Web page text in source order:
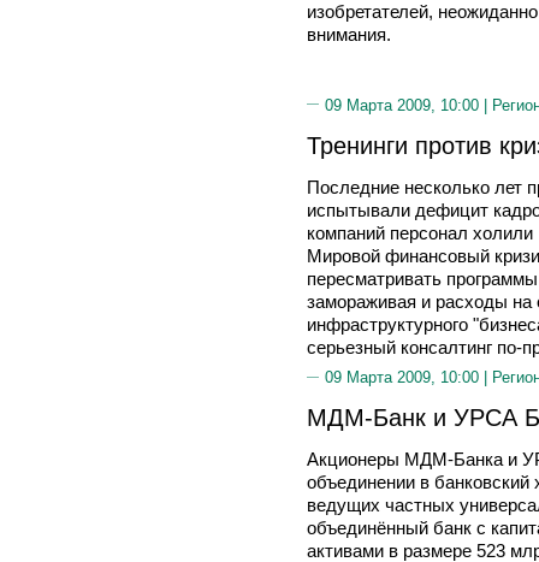
изобретателей,
внимания.
09 Марта 2009, 10:00 |
Тренинги против
Последние несколько лет
испытывали дефицит
компаний персонал
Мировой финансовый
пересматривать
замораживая и расходы на
инфраструктурного
серьезный консалтинг по-
09 Марта 2009, 10:00 |
МДМ-Банк и УРСА
Акционеры МДМ-Банка и
объединении в банковский
ведущих частных
объединённый банк с
активами в размере 523